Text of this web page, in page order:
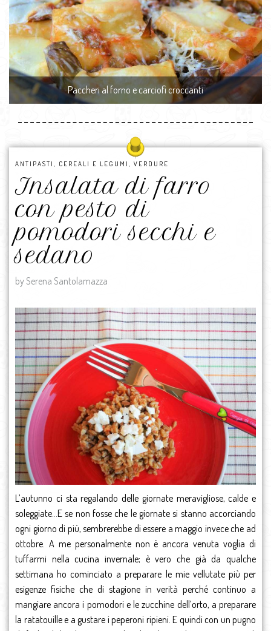
Paccheri al forno e carciofi croccanti
ANTIPASTI , CEREALI E LEGUMI , VERDURE
Insalata di farro
con pesto di
pomodori secchi e
sedano
by Serena Santolamazza
L’autunno ci sta regalando delle giornate meravigliose, calde e
soleggiate…E se non fosse che le giornate si stanno accorciando
ogni giorno di più, sembrerebbe di essere a maggio invece che ad
ottobre. A me personalmente non è ancora venuta voglia di
tuffarmi nella cucina invernale; è vero che già da qualche
settimana ho cominciato a preparare le mie vellutate più per
esigenze fisiche che di stagione in verità perché continuo a
mangiare ancora i pomodori e le zucchine dell’orto, a preparare
la ratatouille e a gustare i peperoni ripieni. E quindi con un pugno